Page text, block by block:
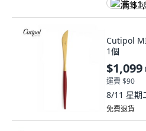
满
Cutipol
1個
$1,099 (
運費 $90
8/11 星期
免費退貨